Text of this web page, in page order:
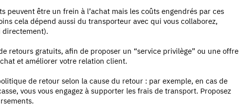
peuvent être un frein à l’achat mais les coûts engendrés par ces
cela dépend aussi du transporteur avec qui vous collaborez,
directement).
retours gratuits, afin de proposer un “service privilège” ou une offre
et améliorer votre relation client.
de retour selon la cause du retour : par exemple, en cas de
vous vous engagez à supporter les frais de transport. Proposez